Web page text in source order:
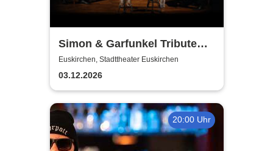
Simon & Garfunkel Tribute
meets Classic - Duo
Graceland
Euskirchen, Stadttheater Euskirchen
03.12.2026
20:00 Uhr